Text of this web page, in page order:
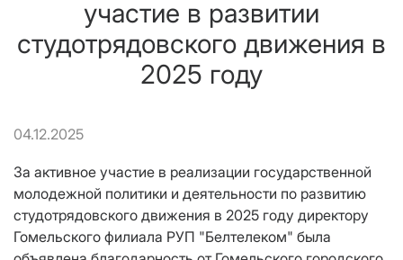
участие в развитии
студотрядовского движения в
2025 году
04.12.2025
За активное участие в реализации государственной
молодежной политики и деятельности по развитию
студотрядовского движения в 2025 году директору
Гомельского филиала РУП "Белтелеком" была